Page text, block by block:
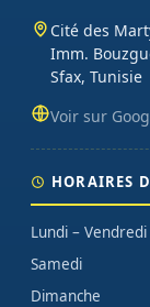
Cité des
Imm.
Sfax, Tunisie
Voir sur
HORAIRES
Lundi – Vendredi
Samedi
Dimanche